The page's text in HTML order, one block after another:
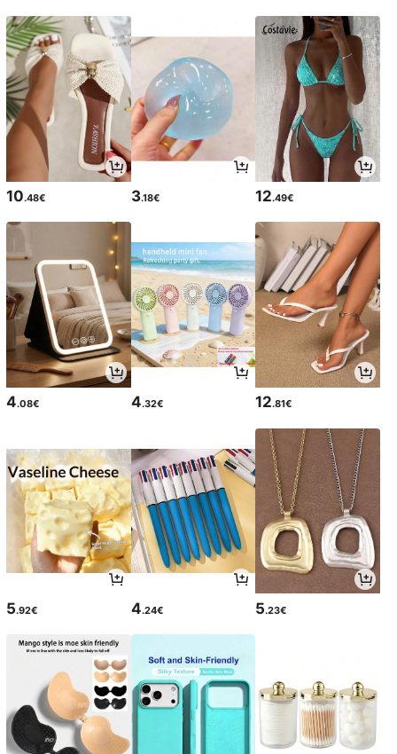
10.48€ 3.18€ 12.49€
4.08€ 4.32€ 12.81€
5.92€ 4.24€ 5.23€